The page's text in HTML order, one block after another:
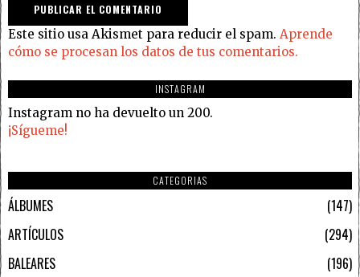
Este sitio usa Akismet para reducir el spam. Aprende
cómo se procesan los datos de tus comentarios.
INSTAGRAM
Instagram no ha devuelto un 200.
¡Sígueme!
CATEGORIAS
ÁLBUMES
147
ARTÍCULOS
294
BALEARES
196